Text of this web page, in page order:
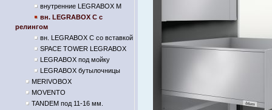
внутренние LEGRABOX M
вн. LEGRABOX C с
релингом
вн. LEGRABOX C со вставкой
SPACE TOWER LEGRABOX
LEGRABOX под мойку
LEGRABOX бутылочницы
MERIVOBOX
MOVENTO
TANDEM под 11-16 мм.